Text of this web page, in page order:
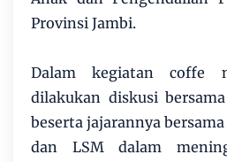
Provinsi Jambi.
Dalam kegiatan coffe
dilakukan diskusi
beserta jajarannya
dan LSM dalam